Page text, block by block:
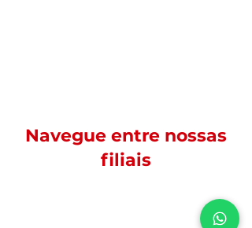
Navegue entre nossas
filiais